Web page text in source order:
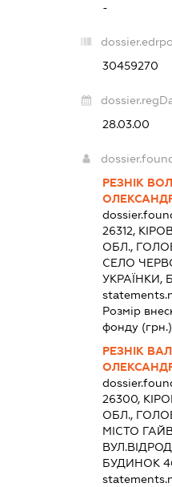
-
30459270
28.03.00
РЕЗНІК
26312,
ОБЛ.,
СЕЛО
УКРАЇНКИ,
Розмір
фонду
РЕЗНІК
26300,
ОБЛ.,
МІСТО
БУДИНОК